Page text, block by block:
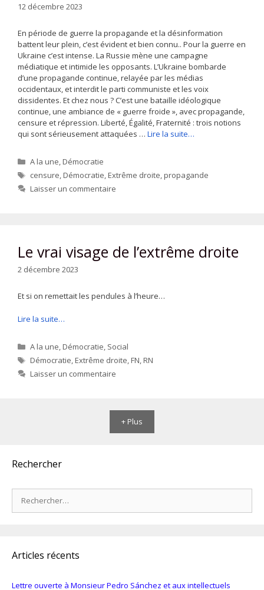
12 décembre 2023
En période de guerre la propagande et la désinformation
battent leur plein, c’est évident et bien connu.. Pour la guerre en
Ukraine c’est intense. La Russie mène une campagne
médiatique et intimide les opposants. L’Ukraine bombarde
d’une propagande continue, relayée par les médias
occidentaux, et interdit le parti communiste et les voix
dissidentes. Et chez nous ? C’est une bataille idéologique
continue, une ambiance de « guerre froide », avec propagande,
censure et répression. Liberté, Égalité, Fraternité : trois notions
qui sont sérieusement attaquées … Lire la suite…
Catégories
A la une,Démocratie
Étiquettes
censure,Démocratie,Extrême droite,propagande
Laisser un commentaire
Le vrai visage de l’extrême droite
2 décembre 2023
Et si on remettait les pendules à l’heure…
Lire la suite…
Catégories
A la une,Démocratie, Social
Étiquettes
Démocratie,Extrême droite,FN,RN
Laisser un commentaire
+ Plus
Rechercher
Articles récents
Lettre ouverte à Monsieur Pedro Sánchez et aux intellectuels